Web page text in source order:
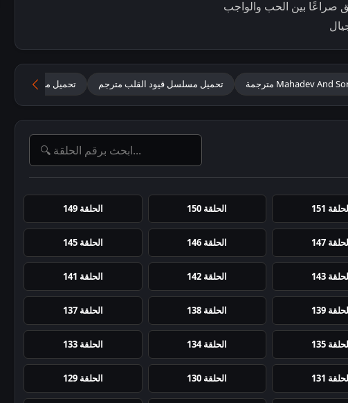
صراعًا بين الحب والواجب
تحميل مسلسل قيود القلب مترجم تحميل مهاديف وابناؤه 2026 مترجم للعربية
151 الحلقة 150 الحلقة 149
147 الحلقة 146 الحلقة 145
143 الحلقة 142 الحلقة 141
139 الحلقة 138 الحلقة 137
135 الحلقة 134 الحلقة 133
131 الحلقة 130 الحلقة 129